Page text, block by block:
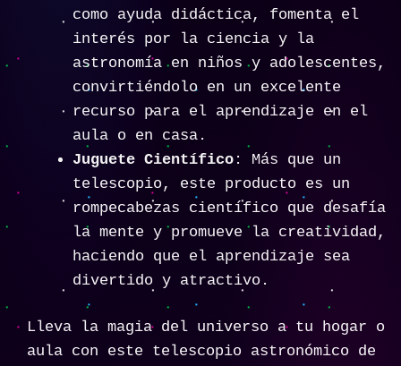
como ayuda didáctica, fomenta el
interés por la ciencia y la
astronomía en niños y adolescentes,
convirtiéndolo en un excelente
recurso para el aprendizaje en el
aula o en casa.
Juguete Científico : Más que un
telescopio, este producto es un
rompecabezas científico que desafía
la mente y promueve la creatividad,
haciendo que el aprendizaje sea
divertido y atractivo.
Lleva la magia del universo a tu hogar o
aula con este telescopio astronómico de